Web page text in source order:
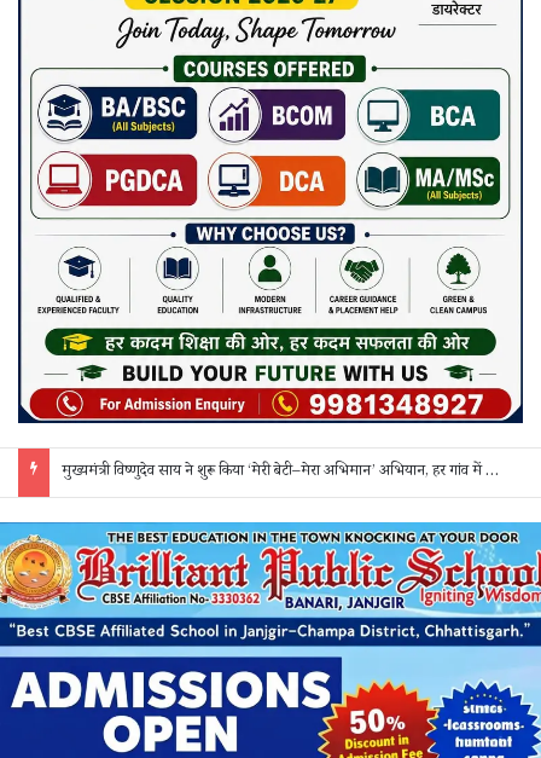
सक्ती: ₹90 लाख की ठगी का खुलासा, एक महिला समेत 3 आरोपी गिरफ्तार